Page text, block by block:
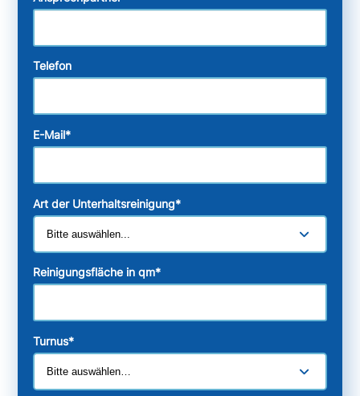
Telefon
E-Mail*
Art der Unterhaltsreinigung*
Reinigungsfläche in qm*
Turnus*